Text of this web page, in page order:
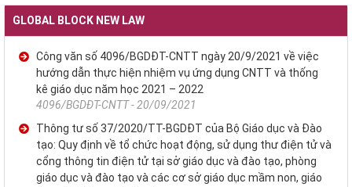
GLOBAL BLOCK NEW LAW
Công văn số 4096/BGDĐT-CNTT ngày 20/9/2021 về việc
hướng dẫn thực hiện nhiệm vụ ứng dụng CNTT và thống
kê giáo dục năm học 2021 – 2022
4096/BGDĐT-CNTT - 20/09/2021
Thông tư số 37/2020/TT-BGDĐT của Bộ Giáo dục và Đào
tạo: Quy định về tổ chức hoạt động, sử dụng thư điện tử và
cổng thông tin điện tử tại sở giáo dục và đào tạo, phòng
giáo dục và đào tạo và các cơ sở giáo dục mầm non, giáo